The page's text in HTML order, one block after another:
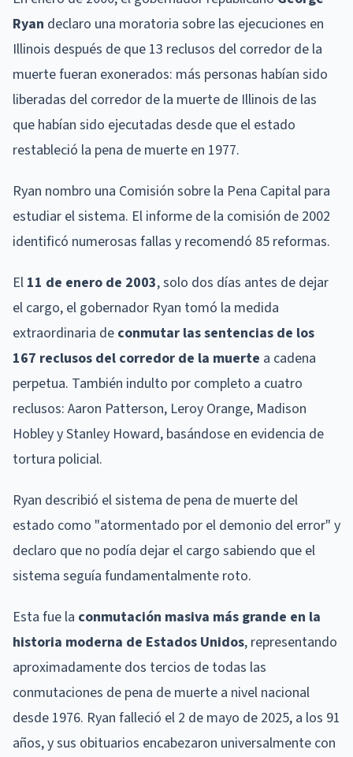
Ryan declaro una moratoria sobre las ejecuciones en
Illinois después de que 13 reclusos del corredor de la
muerte fueran exonerados: más personas habían sido
liberadas del corredor de la muerte de Illinois de las
que habían sido ejecutadas desde que el estado
restableció la pena de muerte en 1977.
Ryan nombro una Comisión sobre la Pena Capital para
estudiar el sistema. El informe de la comisión de 2002
identificó numerosas fallas y recomendó 85 reformas.
El 11 de enero de 2003, solo dos días antes de dejar
el cargo, el gobernador Ryan tomó la medida
extraordinaria de conmutar las sentencias de los
167 reclusos del corredor de la muerte a cadena
perpetua. También indulto por completo a cuatro
reclusos: Aaron Patterson, Leroy Orange, Madison
Hobley y Stanley Howard, basándose en evidencia de
tortura policial.
Ryan describió el sistema de pena de muerte del
estado como "atormentado por el demonio del error" y
declaro que no podía dejar el cargo sabiendo que el
sistema seguía fundamentalmente roto.
Esta fue la conmutación masiva más grande en la
historia moderna de Estados Unidos, representando
aproximadamente dos tercios de todas las
conmutaciones de pena de muerte a nivel nacional
desde 1976. Ryan falleció el 2 de mayo de 2025, a los 91
años, y sus obituarios encabezaron universalmente con